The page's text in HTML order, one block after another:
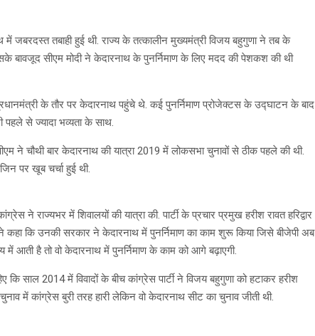
जबरदस्त तबाही हुई थी. राज्य के तत्कालीन मुख्यमंत्री विजय बहुगुणा ने तब के
बावजूद सीएम मोदी ने केदारनाथ के पुनर्निमाण के लिए मदद की पेशकश की थी
के तौर पर केदारनाथ पहुंचे थे. कई पुनर्निमाण प्रोजेक्टस के उद्घाटन के बाद
पहले से ज्यादा भव्यता के साथ.
ने चौथी बार केदारनाथ की यात्रा 2019 में लोकसभा चुनावों से ठीक पहले की थी.
पर खूब चर्चा हुई थी.
ने राज्यभर में शिवालयों की यात्रा की. पार्टी के प्रचार प्रमुख हरीश रावत हरिद्वार
कहा कि उनकी सरकार ने केदारनाथ में पुनर्निमाण का काम शुरू किया जिसे बीजेपी अब
आती है तो वो केदारनाथ में पुनर्निमाण के काम को आगे बढ़ाएगी.
साल 2014 में विवादों के बीच कांग्रेस पार्टी ने विजय बहुगुणा को हटाकर हरीश
में कांग्रेस बुरी तरह हारी लेकिन वो केदारनाथ सीट का चुनाव जीती थी.